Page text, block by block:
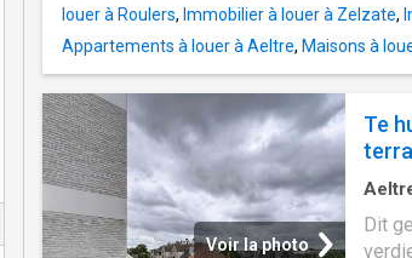
louer à Roulers, Immobilier à louer à Zelzate,
Appartements à louer à Aeltre, Maisons à
Voir la photo
Te
Dit